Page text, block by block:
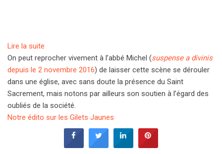
Lire la suite
On peut reprocher vivement à l’abbé Michel (suspense a divinis
depuis le 2 novembre 2016) de laisser cette scène se dérouler
dans une église, avec sans doute la présence du Saint
Sacrement, mais notons par ailleurs son soutien à l’égard des
oubliés de la société.
Notre édito sur les Gilets Jaunes